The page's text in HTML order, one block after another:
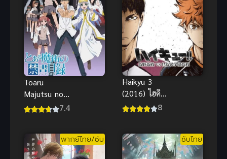
Toaru
Majutsu no
Index อินเด็ก
1 (พากย์ไทย)
7.4
Haikyu 3
(2016) ไฮคิว!!
คู่ตบฟ้า
8
พากย์ไทย/ซับ ซับไทย